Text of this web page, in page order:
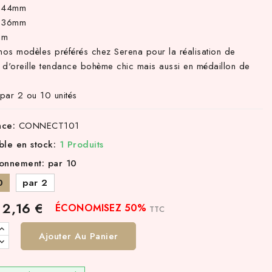
modèles préférés chez Serena pour la réalisation de
tendance bohème chic mais aussi en médaillon de
2 ou 10 unités
CONNECT101
en stock: 1 Produits
par 10
par 2
2,16 € ÉCONOMISEZ 50% TTC
Ajouter Au Panier